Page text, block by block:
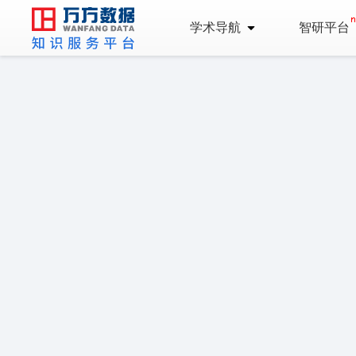
学术导航 智研平台